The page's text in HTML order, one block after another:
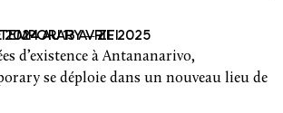
2024 AU 13 AVRIL 2025
— ZFI
d’existence à Antananarivo,
se déploie dans un nouveau lieu de